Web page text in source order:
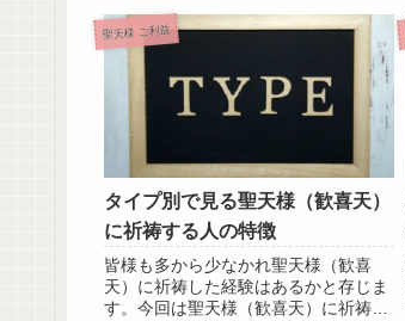
聖天様 ご利益
タイプ別で見る聖天様（歓喜天）
に祈祷する人の特徴
皆様も多から少なかれ聖天様（歓喜
天）に祈祷した経験はあるかと存じま
す。今回は聖天様（歓喜天）に祈祷す